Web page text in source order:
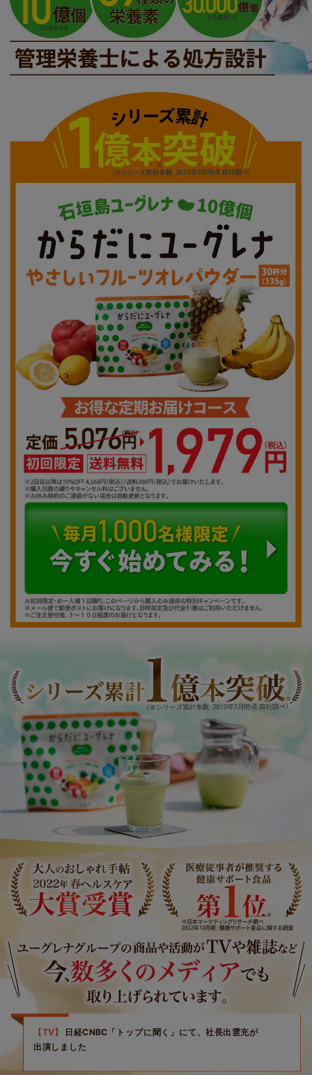
2022.07.29
【WEB】ライトハウスメディア「OCEANS」にて、「からだに
ユーグレナ ふりかけない理由がないふりかけ」について掲載さ